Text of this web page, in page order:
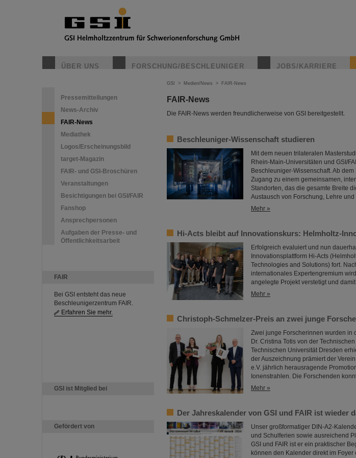
ÜBER UNS FORSCHUNG/BESCHLEUNIGER JOBS/KARRIERE
Pressemitteilungen
News-Archiv
FAIR-News
Mediathek
Logos/Erscheinungsbild
target-Magazin
FAIR- und GSI-Broschüren
Veranstaltungen
Besichtigungen bei GSI/FAIR
Fanshop
Ansprechpersonen
Aufgaben der Presse- und
Öffentlichkeitsarbeit
FAIR
Bei GSI entsteht das neue
Beschleunigerzentrum FAIR.
Erfahren Sie mehr.
GSI ist Mitglied bei
Gefördert von
GSI > Medien/News > FAIR-News
FAIR-News
Die FAIR-News werden freundlicherweise von GSI bereitgestellt.
Beschleuniger-Wissenschaft studieren
Mit dem neuen trilateralen
Rhein-Main-Universitäten und GSI/
Beschleuniger-Wissenschaft. Ab
Zugang zu einem gemeinsamen,
Standorten, das die gesamte Breite
Austausch von Forschung, Lehre
Mehr »
Hi-Acts bleibt auf Innovationskurs: Helmholtz-
Erfolgreich evaluiert und nun
Innovationsplattform Hi-Acts
Technologies and Solutions) fort.
internationales Expertengremium
angelegte Projekt verstetigt und
Mehr »
Christoph-Schmelzer-Preis an zwei junge
Zwei junge Forscherinnen wurden in
Dr. Cristina Totis von der
Technischen Universität Dresden
der Auszeichnung prämiert der
e.V. jährlich herausragende
Ionenstrahlen. Die Forschenden
Mehr »
Der Jahreskalender von GSI und FAIR ist wieder
Unser großformatiger DIN-A2-
und Schulferien sowie ausreichend
GSI und FAIR ist er ein praktischer
können den Kalender direkt im